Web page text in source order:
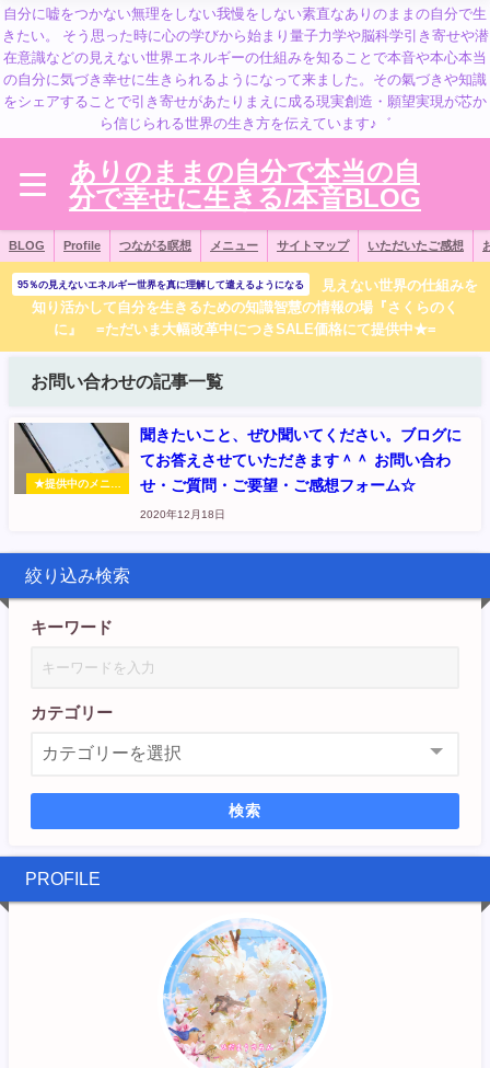
自分に嘘をつかない無理をしない我慢をしない素直なありのままの自分で生
きたい。 そう思った時に心の学びから始まり量子力学や脳科学引き寄せや潜
在意識などの見えない世界エネルギーの仕組みを知ることで本音や本心本当
の自分に気づき幸せに生きられるようになって来ました。その氣づきや知識
をシェアすることで引き寄せがあたりまえに成る現実創造・願望実現が芯か
ら信じられる世界の生き方を伝えています♪゛
ありのままの自分で本当の自
分で幸せに生きる/本音BLOG
BLOG Profile つながる瞑想 メニュー サイトマップ いただいたご感想
95％の見えないエネルギー世界を真に理解して遣えるようになる
見えない世界の仕組みを
知り活かして自分を生きるための知識智慧の情報の場『さくらのく
に』 =ただいま大幅改革中につきSALE価格にて提供中★=
お問い合わせの記事一覧
★提供中のメニュ
聞きたいこと、ぜひ聞いてください。ブログに
てお答えさせていただきます＾＾ お問い合わ
せ・ご質問・ご要望・ご感想フォーム☆
2020年12月18日
絞り込み検索
キーワード
カテゴリー
検索
PROFILE